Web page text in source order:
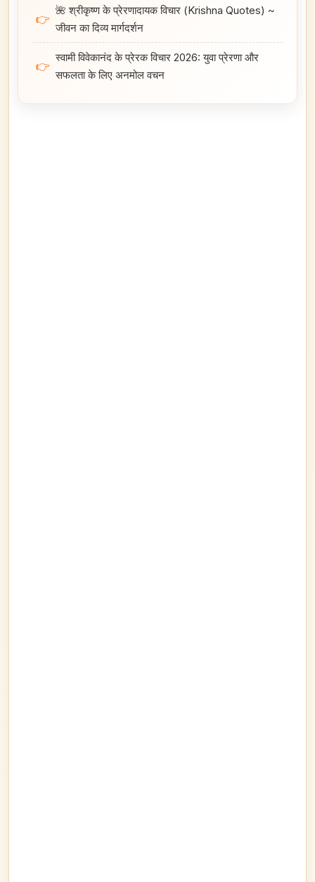
👉
🌺 श्रीकृष्ण के प्रेरणादायक विचार (Krishna Quotes) ~
जीवन का दिव्य मार्गदर्शन
👉
स्वामी विवेकानंद के प्रेरक विचार 2026: युवा प्रेरणा और
सफलता के लिए अनमोल वचन